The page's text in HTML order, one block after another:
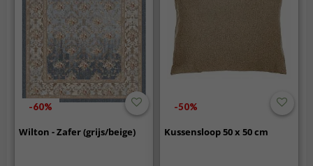
-60%
Wilton - Zafer (grijs/beige)
-50%
Kussensloop 50 x 50 cm